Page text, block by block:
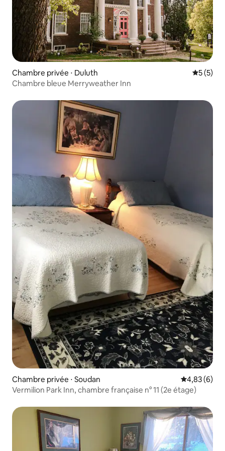
Chambre privée ⋅ Duluth
5 (5)
Chambre bleue Merryweather Inn
Chambre privée ⋅ Soudan Évaluation
4,83 (6)
Vermilion Park Inn, chambre française n° 11 (2e étage)